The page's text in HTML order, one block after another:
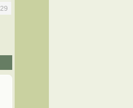
29